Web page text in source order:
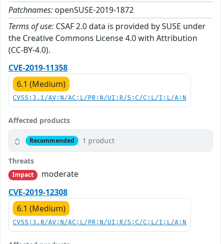
Patchnames: openSUSE-2019-1872
Terms of use: CSAF 2.0 data is provided by SUSE under
the Creative Commons License 4.0 with Attribution
(CC-BY-4.0).
CVE-2019-11358
6.1 (Medium)
CVSS:3.1/AV:N/AC:L/PR:N/UI:R/S:C/C:L/I:L/A:N
Affected products
Recommended 1 product
Threats
Impact
moderate
CVE-2019-12308
6.1 (Medium)
CVSS:3.0/AV:N/AC:L/PR:N/UI:R/S:C/C:L/I:L/A:N